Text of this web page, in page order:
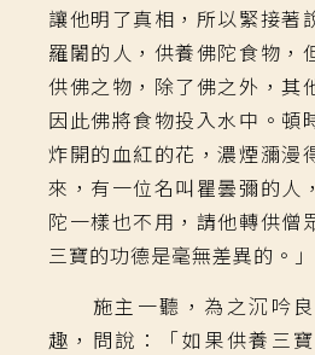
讓他明了真相，所以緊接著
羅闍的人，供養佛陀食物，
供佛之物，除了佛之外，其
因此佛將食物投入水中。頓
炸開的血紅的花，濃煙瀰漫
來，有一位名叫瞿曇彌的人
陀一樣也不用，請他轉供僧
三寶的功德是毫無差異的。」
施主一聽，為之沉吟良
趣，問說：「如果供養三